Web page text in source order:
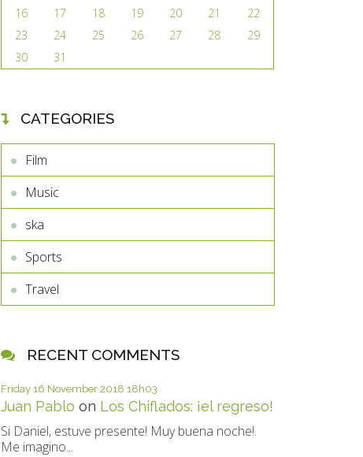
16
17 18 19 20 21
22
23
24 25 26 27 28
29
30
31
CATEGORIES
Film
Music
ska
Sports
Travel
RECENT COMMENTS
Friday 16 November 2018 18h03
Juan Pablo on Los Chiflados: ¡el regreso!
Si Daniel, estuve presente! Muy buena noche!.
Me imagino...